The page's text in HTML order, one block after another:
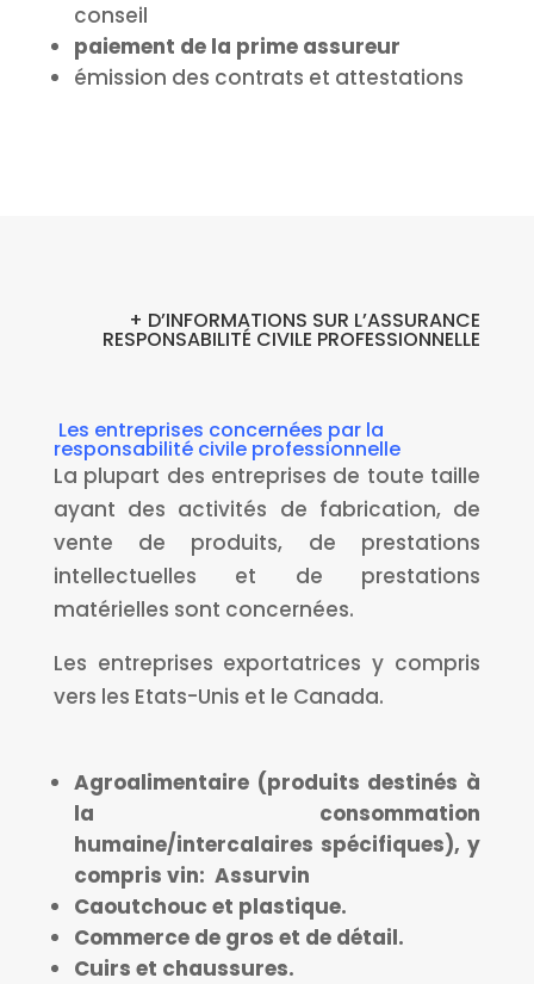
conseil
paiement de la prime assureur
émission des contrats et attestations
+ D’INFORMATIONS SUR L’ASSURANCE
RESPONSABILITÉ CIVILE PROFESSIONNELLE
Les entreprises concernées par la
responsabilité civile professionnelle
La plupart des entreprises de toute taille
ayant des activités de fabrication, de
vente de produits, de prestations
intellectuelles et de prestations
matérielles sont concernées.
Les entreprises exportatrices y compris
vers les Etats-Unis et le Canada.
Agroalimentaire (produits destinés à
la consommation
humaine/intercalaires spécifiques), y
compris vin: Assurvin
Caoutchouc et plastique.
Commerce de gros et de détail.
Cuirs et chaussures.